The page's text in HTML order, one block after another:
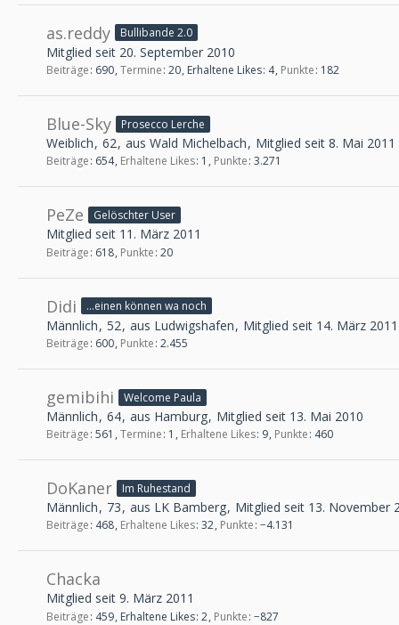
as.reddy Bullibande 2.0
Mitglied seit 20. September 2010
Beiträge 690 Termine 20 Erhaltene Likes 4 Punkte 182
Blue-Sky Prosecco Lerche
Weiblich 62 aus Wald Michelbach Mitglied seit 8. Mai 2011
Beiträge 654 Erhaltene Likes 1 Punkte 3.271
PeZe Gelöschter User
Mitglied seit 11. März 2011
Beiträge 618 Punkte 20
Didi ...einen können wa noch
Männlich 52 aus Ludwigshafen Mitglied seit 14. März 2011
Beiträge 600 Punkte 2.455
gemibihi Welcome Paula
Männlich 64 aus Hamburg Mitglied seit 13. Mai 2010
Beiträge 561 Termine 1 Erhaltene Likes 9 Punkte 460
DoKaner Im Ruhestand
Männlich 73 aus LK Bamberg Mitglied seit 13. November
Beiträge 468 Erhaltene Likes 32 Punkte −4.131
Chacka
Mitglied seit 9. März 2011
Beiträge 459 Erhaltene Likes 2 Punkte −827